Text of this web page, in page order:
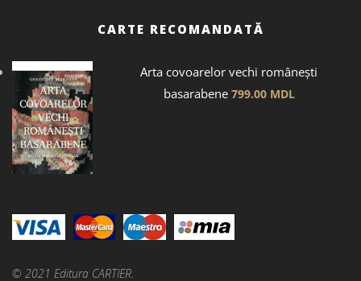
CARTE RECOMANDATĂ
Arta covoarelor vechi românești
basarabene 799.00 MDL
© 2021 Editura CARTIER.